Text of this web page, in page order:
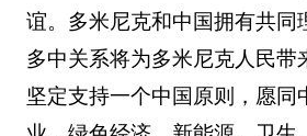
谊。多米尼克和中国拥有共同
多中关系将为多米尼克人民带
坚定支持一个中国原则，愿同